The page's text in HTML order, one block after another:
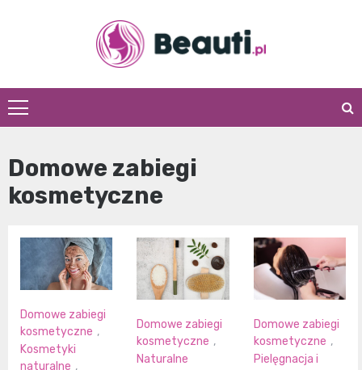
Beauti.pl
Domowe zabiegi
kosmetyczne
Domowe zabiegi
kosmetyczne ,
Kosmetyki
naturalne ,
Domowe zabiegi
kosmetyczne ,
Naturalne
Domowe zabiegi
kosmetyczne ,
Pielęgnacja i